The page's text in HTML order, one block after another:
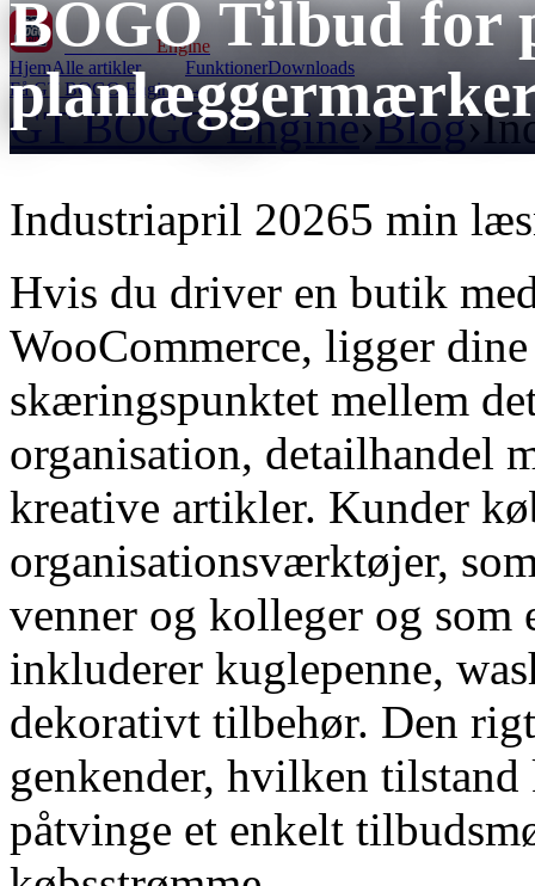
GT BOGO Engine
HjemAlle artikler FunktionerDownloads
Få GT BOGO Engine →
GT BOGO Engine›Blog›
BOGO Tilbud for
Industriapril 20265 min
Hvis du driver en butik
WooCommerce, ligger
skæringspunktet mellem
organisation, detailhandel
kreative artikler. Kunder
organisationsværktøjer,
venner og kolleger og som
inkluderer kuglepenne,
dekorativt tilbehør. Den
genkender, hvilken
påtvinge et enkelt